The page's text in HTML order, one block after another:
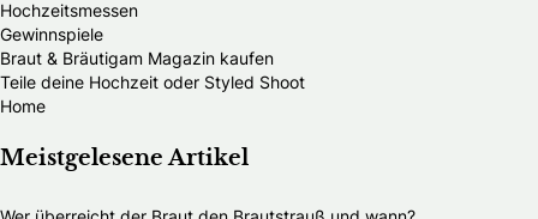
Hochzeitsmessen
Gewinnspiele
Braut & Bräutigam Magazin kaufen
Teile deine Hochzeit oder Styled Shoot
Home
Meistgelesene Artikel